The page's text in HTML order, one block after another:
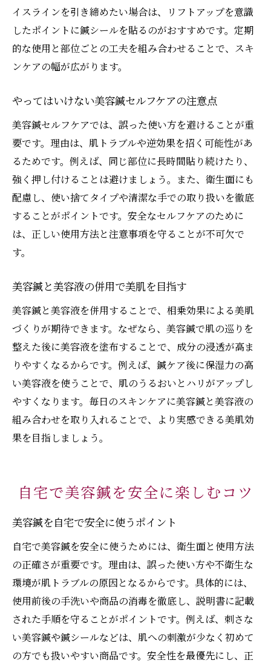
イスラインを引き締めたい場合は、リフトアップを意識
したポイントに鍼シールを貼るのがおすすめです。定期
的な使用と部位ごとの工夫を組み合わせることで、スキ
ンケアの幅が広がります。
やってはいけない美容鍼セルフケアの注意点
美容鍼セルフケアでは、誤った使い方を避けることが重
要です。理由は、肌トラブルや逆効果を招く可能性があ
るためです。例えば、同じ部位に長時間貼り続けたり、
強く押し付けることは避けましょう。また、衛生面にも
配慮し、使い捨てタイプや清潔な手での取り扱いを徹底
することがポイントです。安全なセルフケアのために
は、正しい使用方法と注意事項を守ることが不可欠で
す。
美容鍼と美容液の併用で美肌を目指す
美容鍼と美容液を併用することで、相乗効果による美肌
づくりが期待できます。なぜなら、美容鍼で肌の巡りを
整えた後に美容液を塗布することで、成分の浸透が高ま
りやすくなるからです。例えば、鍼ケア後に保湿力の高
い美容液を使うことで、肌のうるおいとハリがアップし
やすくなります。毎日のスキンケアに美容鍼と美容液の
組み合わせを取り入れることで、より実感できる美肌効
果を目指しましょう。
自宅で美容鍼を安全に楽しむコツ
美容鍼を自宅で安全に使うポイント
自宅で美容鍼を安全に使うためには、衛生面と使用方法
の正確さが重要です。理由は、誤った使い方や不衛生な
環境が肌トラブルの原因となるからです。具体的には、
使用前後の手洗いや商品の消毒を徹底し、説明書に記載
された手順を守ることがポイントです。例えば、刺さな
い美容鍼や鍼シールなどは、肌への刺激が少なく初めて
の方でも扱いやすい商品です。安全性を最優先にし、正